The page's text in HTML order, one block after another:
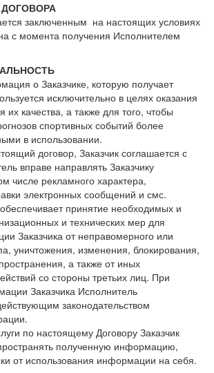
заключенным на настоящих условиях
с момента получения Исполнителем
о Заказчике, которую получает
исключительно в целях оказания
их качества, а также для того, чтобы
спортивных событий более
в использовании.
договор, Заказчик соглашается с
вправе направлять Заказчику
числе рекламного характера,
электронных сообщений и смс.
принятие необходимых и
и технических мер для
Заказчика от неправомерного или
уничтожения, изменения, блокирования,
а также от иных
со стороны третьих лиц. При
Заказчика Исполнитель
законодательством
по настоящему Договору Заказчик
полученную информацию,
от использования информации на себя.